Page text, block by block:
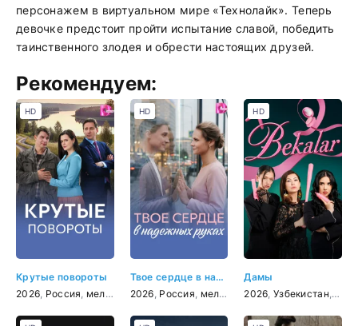
персонажем в виртуальном мире «Технолайк». Теперь
девочке предстоит пройти испытание славой, победить
таинственного злодея и обрести настоящих друзей.
Рекомендуем:
Крутые повороты
2026 Россия мелодрама
HD
Твое сердце в надежных руках
2026 Россия мелодрама
HD
Дамы
2026 Узбекистан
HD